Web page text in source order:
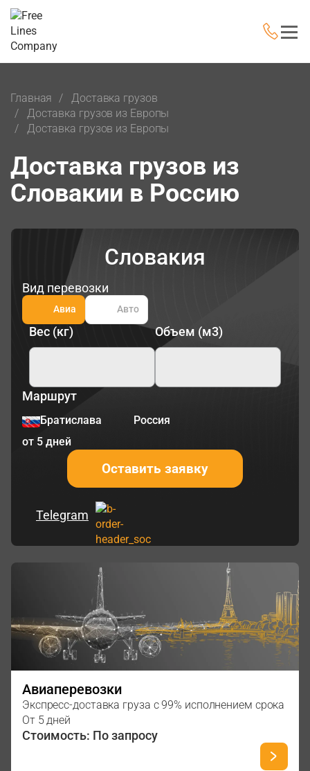
Главная
Доставка грузов
Доставка грузов из Европы
Доставка грузов из Европы
Доставка грузов из
Словакии в Россию
Словакия
Вид перевозки
Авиа Авто
Вес (кг) Объем (м3)
Маршрут
Братислава
Россия
от 5 дней
Оставить заявку
Telegram
Авиаперевозки
Экспресс-доставка груза с 99% исполнением срока
От 5 дней
Стоимость: По запросу